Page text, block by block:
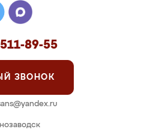
511-89-55
ЗВОНОК